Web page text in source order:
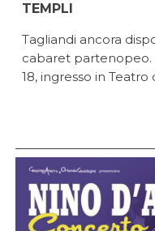
TEMPLI
Tagliandi ancora
cabaret
18, ingresso in Teatro